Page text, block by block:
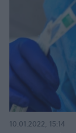
10.01.2022, 15:14